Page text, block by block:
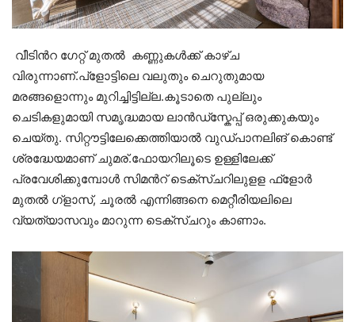
വീടിൻറ ഗേറ്റ് മുതൽ കണ്ണുകൾക്ക് കാഴ്ച
വിരുന്നാണ്.പ്ളോട്ടിലെ വലുതും ചെറുതുമായ
മരങ്ങളൊന്നും മുറിച്ചിട്ടില്ല.കൂടാതെ പുല്ലും
ചെടികളുമായി സമൃദ്ധമായ ലാൻഡ്സ്കേപ്പ് ഒരുക്കുകയും
ചെയ്തു. സിറ്റൗട്ടിലേക്കെത്തിയാൽ വുഡ്പാനലിങ് കൊണ്ട്
ശ്രദ്ധേയമാണ് ചുമര്.ഫോയറിലൂടെ ഉള്ളിലേക്ക്
പ്രവേശിക്കുമ്പോൾ സിമൻറ് ടെക്സ്ചറിലുളള ഫ്ളോർ
മുതൽ ഗ്ളാസ്, ചൂരൽ എന്നിങ്ങനെ മെറ്റീരിയലിലെ
വ്യത്യാസവും മാറുന്ന ടെക്സ്ചറും കാണാം.